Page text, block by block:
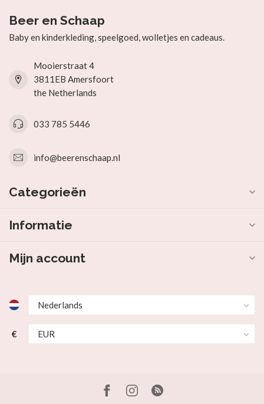
Beer en Schaap
Baby en kinderkleding, speelgoed, wolletjes en cadeaus.
Mooierstraat 4
3811EB Amersfoort
the Netherlands
033 785 5446
info@beerenschaap.nl
Categorieën
Informatie
Mijn account
€